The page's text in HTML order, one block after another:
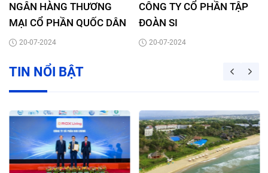
NGÂN HÀNG THƯƠNG
MẠI CỔ PHẦN QUỐC DÂN
20-07-2024
CÔNG TY CỔ PHẦN TẬP
ĐOÀN SI
20-07-2024
TIN NỔI BẬT